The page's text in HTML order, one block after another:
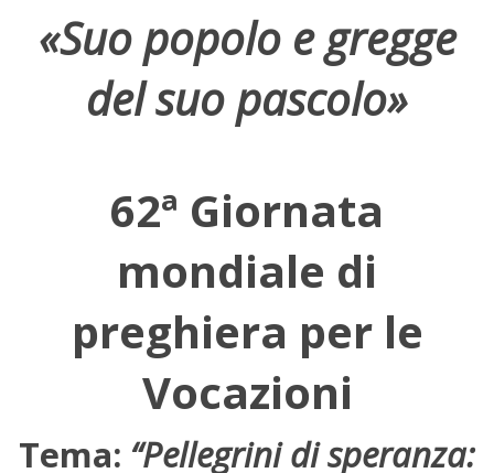
«Suo popolo e gregge
del suo pascolo»
62ª Giornata
mondiale di
preghiera per le
Vocazioni
Tema: “Pellegrini di speranza: